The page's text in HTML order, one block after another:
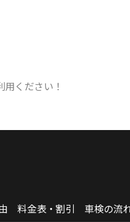
ください！
料金表・割引 車検の流